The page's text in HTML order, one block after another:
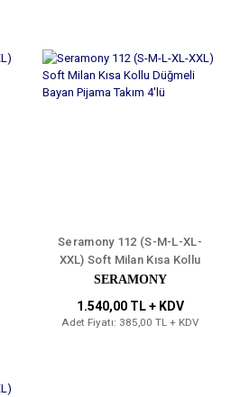
Seramony 112 (S-M-L-XL-
XXL) Soft Milan Kısa Kollu
Düğmeli Bayan Pijama
SERAMONY
1.540,00 TL + KDV
Adet Fiyatı: 385,00 TL + KDV